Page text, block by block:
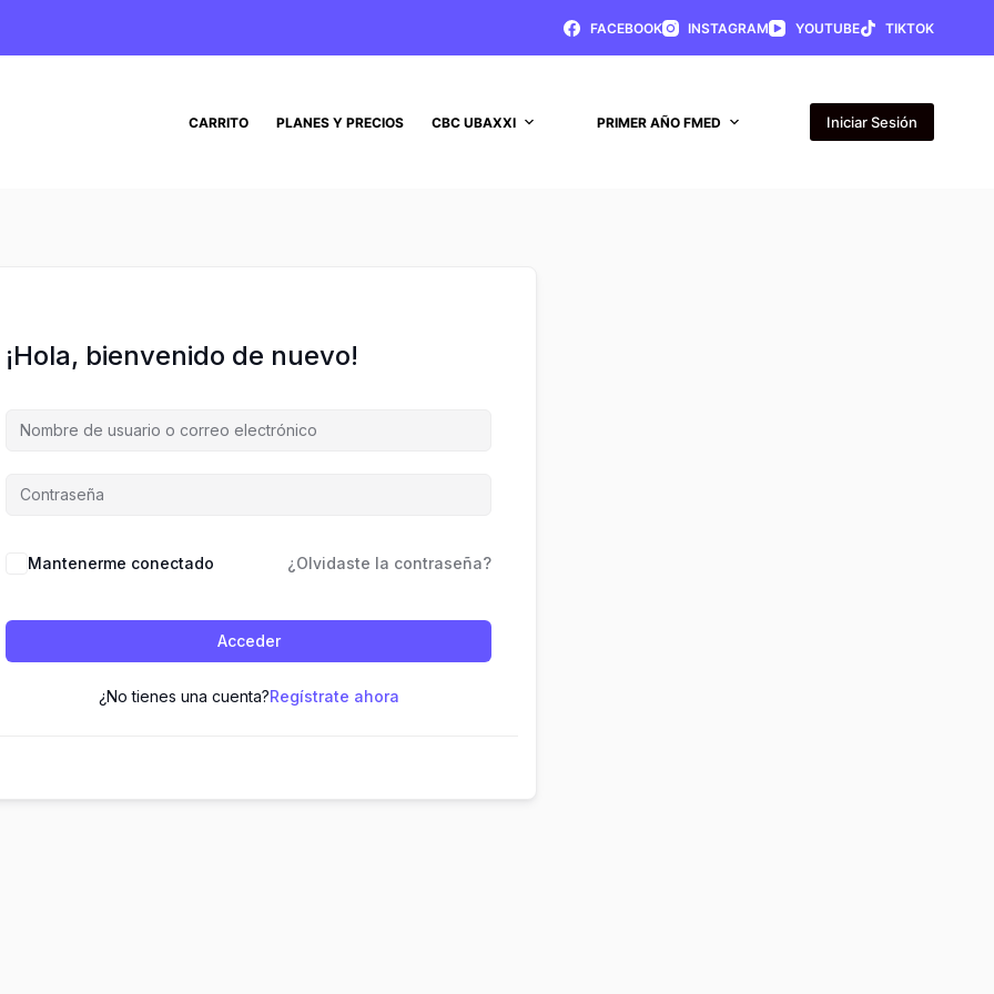
FACEBOOK INSTAGRAM YOUTUBE TIKTOK
CARRITO PLANES Y PRECIOS CBC UBAXXI PRIMER AÑO FMED Iniciar Sesión
¡Hola, bienvenido de nuevo!
Mantenerme conectado ¿Olvidaste la contraseña?
Acceder
¿No tienes una cuenta?Regístrate ahora